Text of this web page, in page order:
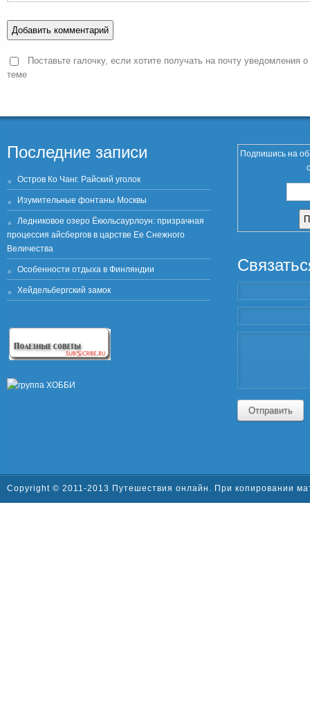
Поставьте галочку, если хотите получать на почту уведомления
теме
Последние записи
Остров Ко Чанг. Райский уголок
Изумительные фонтаны Москвы
Ледниковое озеро Ёкюльсаурлоун: призрачная
процессия айсбергов в царстве Ее Снежного
Величества
Особенности отдыха в Финляндии
Хейдельбергский замок
Подпишись на
Отправить
Copyright © 2011-2013 Путешествия онлайн. При копировании